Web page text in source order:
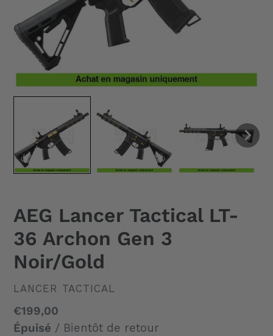
AEG Lancer Tactical LT-
36 Archon Gen 3
Noir/Gold
DISTRIBUTEUR
LANCER TACTICAL
Prix
normal
€199,00
Épuisé / Bientôt de retour